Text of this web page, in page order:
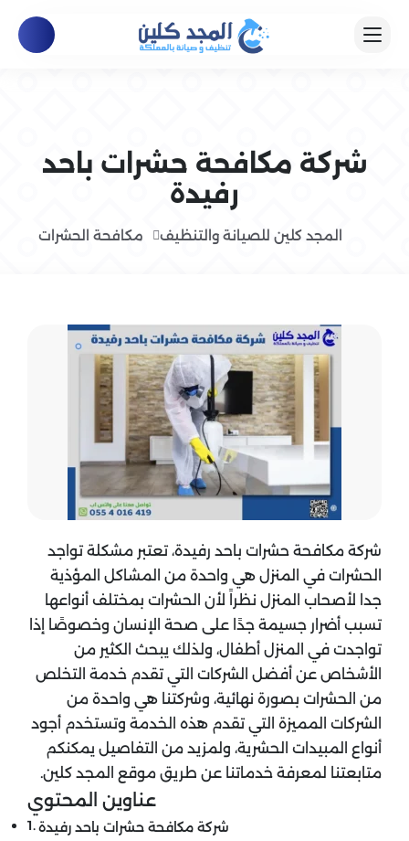
شركة مكافحة حشرات باحد
رفيدة
المجد كلين للصيانة والتنظيف مكافحة الحشرات
شركة مكافحة حشرات باحد رفيدة، تعتبر مشكلة تواجد
الحشرات في المنزل هي واحدة من المشاكل المؤذية
جدا لأصحاب المنزل نظراً لأن الحشرات بمختلف أنواعها
تسبب أضرار جسيمة جدًا على صحة الإنسان وخصوصًا إذا
تواجدت في المنزل أطفال، ولذلك يبحث الكثير من
الأشخاص عن أفضل الشركات التي تقدم خدمة التخلص
من الحشرات بصورة نهائية، وشركتنا هي واحدة من
الشركات المميزة التي تقدم هذه الخدمة وتستخدم أجود
أنواع المبيدات الحشرية، ولمزيد من التفاصيل يمكنكم
متابعتنا لمعرفة خدماتنا عن طريق موقع المجد كلين.
عناوين المحتوي
شركة مكافحة حشرات باحد رفيدة